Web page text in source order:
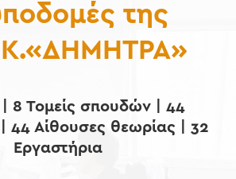
της
8 Τομείς σπουδών | 44
| 44 Αίθουσες θεωρίας | 32
Εργαστήρια